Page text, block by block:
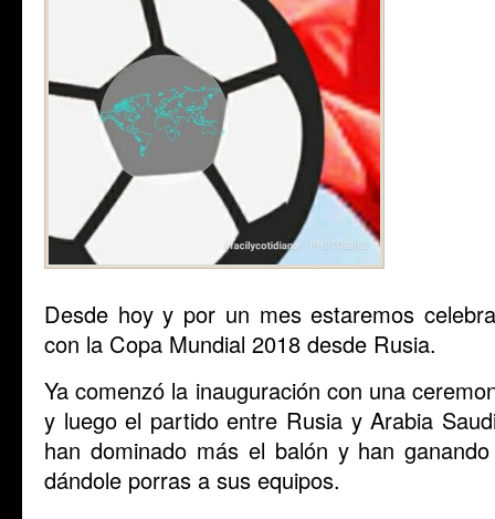
Desde hoy y por un mes estaremos
con la Copa Mundial 2018 desde Rusia.
Ya comenzó la inauguración con una
y luego el partido entre Rusia y Arabia
han dominado más el balón y han
dándole porras a sus equipos.